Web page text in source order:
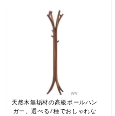
天然木無垢材の高級ポールハン
ガー、選べる7種でおしゃれな